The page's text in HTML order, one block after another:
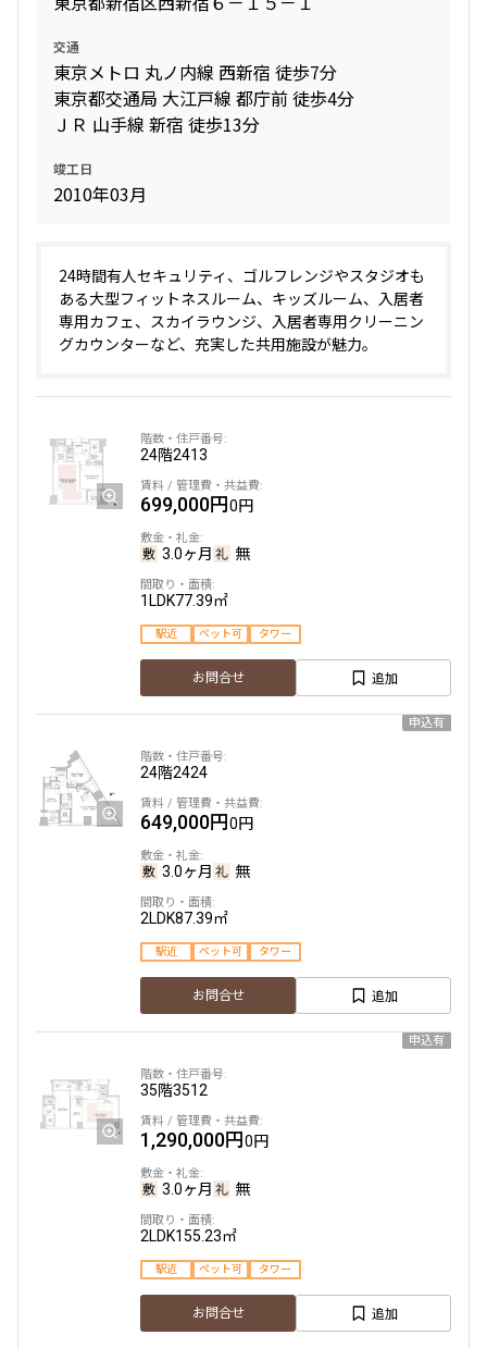
交通
東京メトロ 丸ノ内線 西新宿 徒歩7分
東京都交通局 大江戸線 都庁前 徒歩4分
ＪＲ 山手線 新宿 徒歩13分
竣工日
2010年03月
24時間有人セキュリティ、ゴルフレンジやスタジオも
ある大型フィットネスルーム、キッズルーム、入居者
専用カフェ、スカイラウンジ、入居者専用クリーニン
グカウンターなど、充実した共用施設が魅力。
24階2413
699,000円0円
3.0ヶ月 無
1LDK77.39㎡
駅近 ペット可 タワー
お問合せ 追加
申込有
24階2424
649,000円0円
3.0ヶ月 無
2LDK87.39㎡
駅近 ペット可 タワー
お問合せ 追加
申込有
35階3512
1,290,000円0円
3.0ヶ月 無
2LDK155.23㎡
駅近 ペット可 タワー
お問合せ 追加